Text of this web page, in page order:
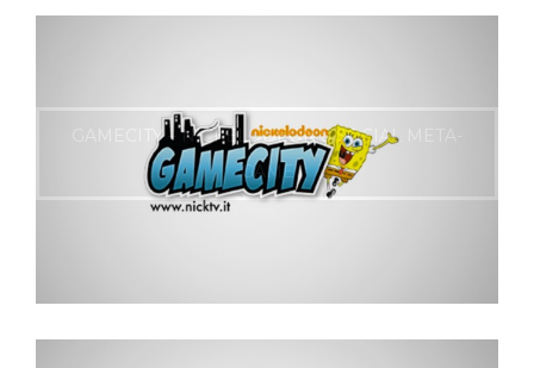
GAMECITY – NICKELODEON’S SOCIAL META-
GAME